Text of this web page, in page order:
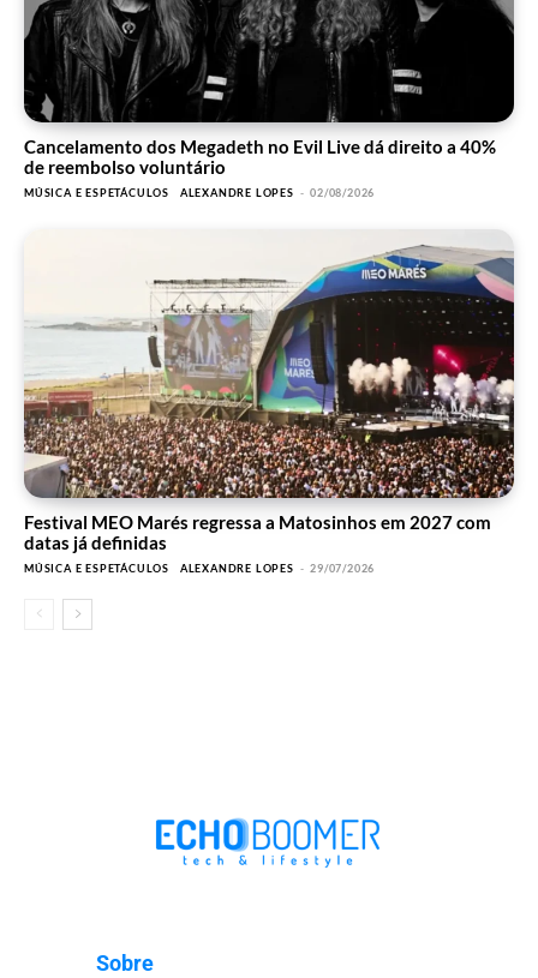
Cancelamento dos Megadeth no Evil Live dá direito a 40%
de reembolso voluntário
MÚSICA E ESPETÁCULOS ALEXANDRE LOPES - 02/08/2026
Festival MEO Marés regressa a Matosinhos em 2027 com
datas já definidas
MÚSICA E ESPETÁCULOS ALEXANDRE LOPES - 29/07/2026
Sobre